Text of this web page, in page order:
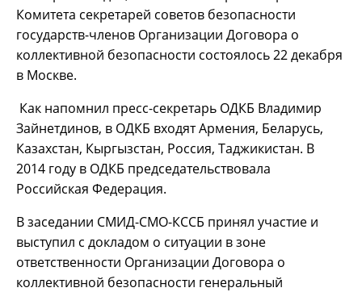
Комитета секретарей советов безопасности
государств-членов Организации Договора о
коллективной безопасности состоялось 22 декабря
в Москве.
Как напомнил пресс-секретарь ОДКБ Владимир
Зайнетдинов, в ОДКБ входят Армения, Беларусь,
Казахстан, Кыргызстан, Россия, Таджикистан. В
2014 году в ОДКБ председательствовала
Российская Федерация.
В заседании СМИД-СМО-КССБ принял участие и
выступил с докладом о ситуации в зоне
ответственности Организации Договора о
коллективной безопасности генеральный